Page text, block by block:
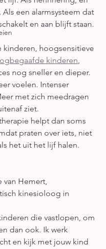
Als een alarmsysteem dat
en aan blijft staan.
kinderen, hoogsensitieve
kinderen,
nog sneller en dieper.
voelen. Intenser
met zich meedragen
ziet.
helpt dan soms
praten over iets, niet
het uit het lijf halen.
van Hemert,
kinesioloog in
die vastlopen, om
dan ook. Ik werk
en kijk met jouw kind